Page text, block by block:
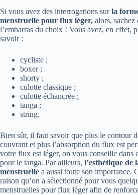
Si vous avez des interrogations surla
menstruelle pour flux léger, alors, sachez
l’embarras du choix ! Vous avez, en effet,
savoir :
cycliste ;
boxer ;
shorty ;
culotte classique ;
culotte échancrée ;
tanga ;
string.
Bien sûr, il faut savoir que plus le contour
couvrant et plus l’absorption du flux est
votre flux est léger, on vous conseille dans
pour le tanga. Par ailleurs, l’esthétique de
menstruelle a aussi toute son importance.
raison qu’on a sélectionné pour vous
menstruelles pour flux léger afin de